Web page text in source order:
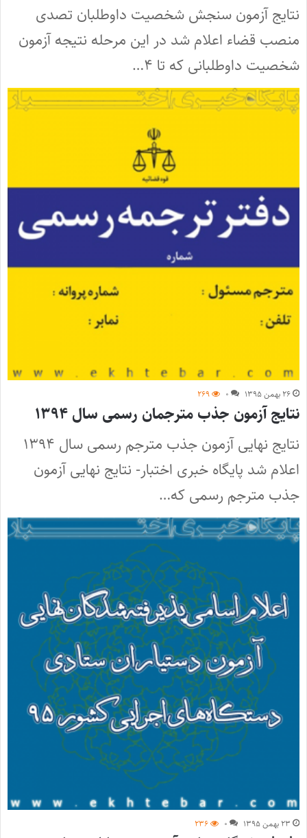
نتایج آزمون سنجش شخصیت داوطلبان تصدی
منصب قضاء اعلام شد در این مرحله نتیجه آزمون
شخصیت داوطلبانی که تا ۴…
۲۶ بهمن ۱۳۹۵ ۰ ۲۶۹
نتایج آزمون جذب مترجمان رسمی سال ۱۳۹۴
نتایج نهایی آزمون جذب مترجم رسمی سال ۱۳۹۴
اعلام شد پایگاه خبری اختبار- نتایج نهایی آزمون
جذب مترجم رسمی که…
۲۳ بهمن ۱۳۹۵ ۰ ۲۳۶